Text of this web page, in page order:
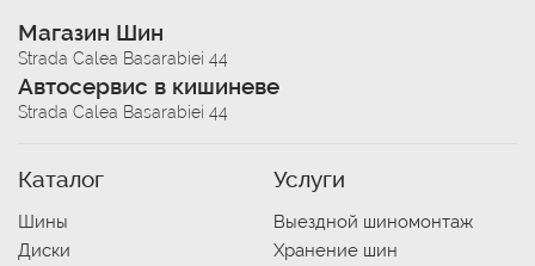
Магазин Шин
Strada Calea Basarabiei 44
Автосервис в кишиневе
Strada Calea Basarabiei 44
Каталог
Шины
Диски
Услуги
Выездной шиномонтаж
Хранение шин